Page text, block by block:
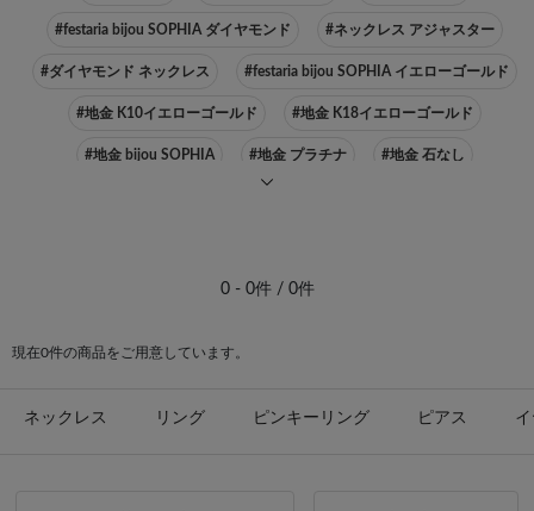
#festaria bijou SOPHIA ダイヤモンド #ネックレス アジャスター
#ダイヤモンド ネックレス #festaria bijou SOPHIA イエローゴールド
#地金 K10イエローゴールド #地金 K18イエローゴールド
#地金 bijou SOPHIA #地金 プラチナ #地金 石なし
0 - 0件 / 0件
現在0件の商品をご用意しています。
ネックレス リング ピンキーリング ピアス